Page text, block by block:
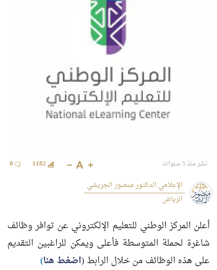
نشر منذ 5 سنوات 1182
0
الإعلامي الدكتور منصور الجريشي
الرياض
أعلن المركز الوطني للتعليم الإلكتروني عن توافر وظائف
شاغرة لحملة المتوسطة فأعلى ويمكن للراغبين التقديم
على هذه الوظائف من خلال الرابط (اضغط هنا)